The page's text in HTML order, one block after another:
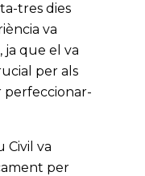
tres dies
va
ja que el va
per als
perfeccionar-
Civil va
per